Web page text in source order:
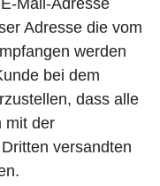
Mail-Adresse
Adresse die vom
werden
bei dem
dass alle
mit der
versandten